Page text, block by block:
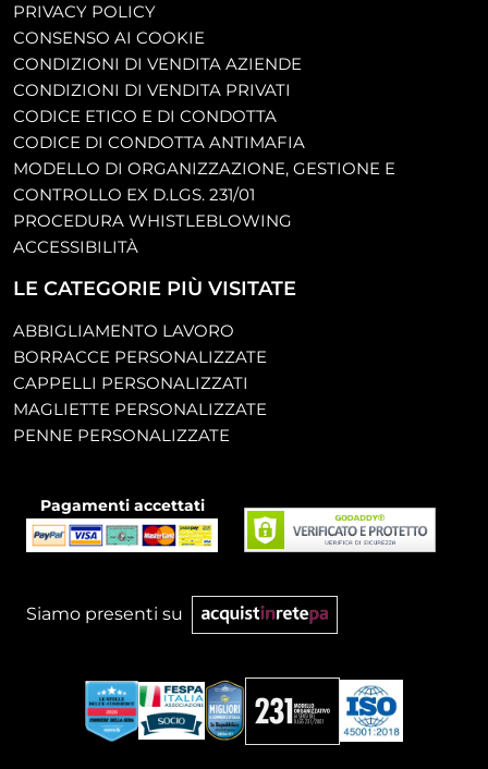
PRIVACY POLICY
CONSENSO AI COOKIE
CONDIZIONI DI VENDITA AZIENDE
CONDIZIONI DI VENDITA PRIVATI
CODICE ETICO E DI CONDOTTA
CODICE DI CONDOTTA ANTIMAFIA
MODELLO DI ORGANIZZAZIONE, GESTIONE E
CONTROLLO EX D.LGS. 231/01
PROCEDURA WHISTLEBLOWING
ACCESSIBILITÀ
LE CATEGORIE PIÙ VISITATE
ABBIGLIAMENTO LAVORO
BORRACCE PERSONALIZZATE
CAPPELLI PERSONALIZZATI
MAGLIETTE PERSONALIZZATE
PENNE PERSONALIZZATE
Pagamenti accettati
Siamo presenti su